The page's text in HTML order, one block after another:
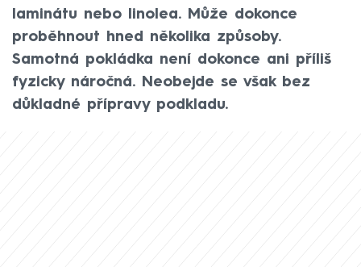
laminátu nebo linolea. Může dokonce
proběhnout hned několika způsoby.
Samotná pokládka není dokonce ani příliš
fyzicky náročná. Neobejde se však bez
důkladné přípravy podkladu.